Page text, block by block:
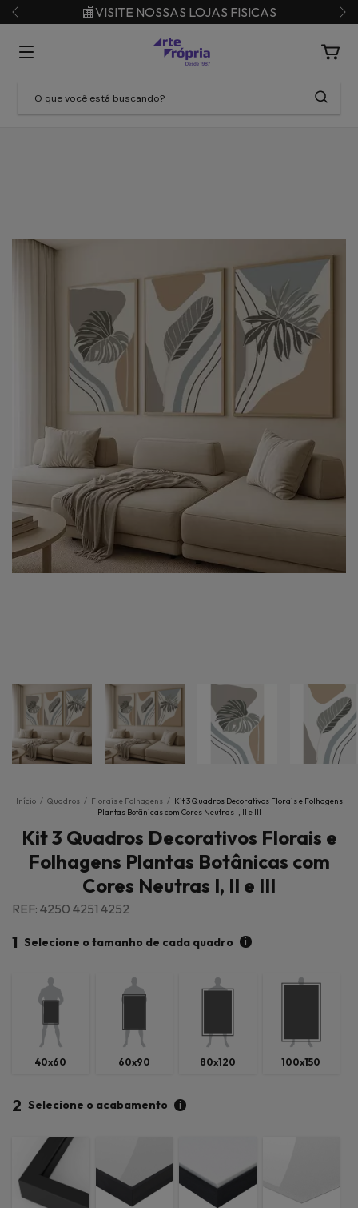
🏬VISITE NOSSAS LOJAS FISICAS
Início / Quadros / Florais e Folhagens / Kit 3 Quadros Decorativos Florais e Folhagens
Plantas Botânicas com Cores Neutras I, II e III
Kit 3 Quadros Decorativos Florais e
Folhagens Plantas Botânicas com
Cores Neutras I, II e III
REF: 4250 4251 4252
1 Selecione o tamanho de cada quadro i
40x60 60x90 80x120 100x150
2 Selecione o acabamento i